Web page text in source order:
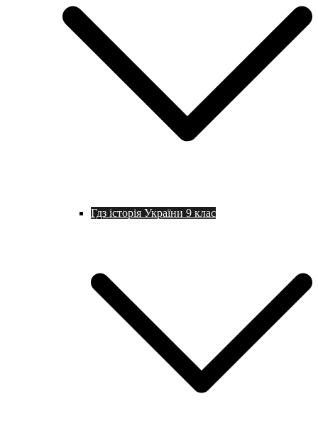
Гдз історія України 9 клас